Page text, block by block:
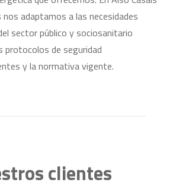
nos adaptamos a las necesidades
sector público y sociosanitario
protocolos de seguridad
y la normativa vigente.
clientes